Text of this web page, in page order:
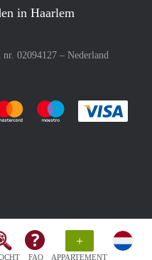
FAQ
+
APPARTEMENT
in Haarlem
02094127 – Nederland
gemakkelijk af met Paypal
Je rekent gemakkelijk af met
Je rekent